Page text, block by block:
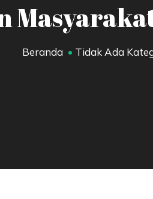
Beranda Tidak Ada